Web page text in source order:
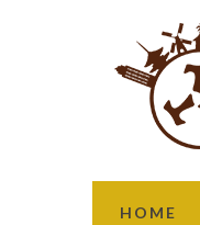
HOME